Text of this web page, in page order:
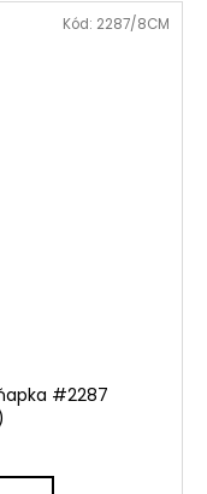
#2287
Kód: 2287/8CM